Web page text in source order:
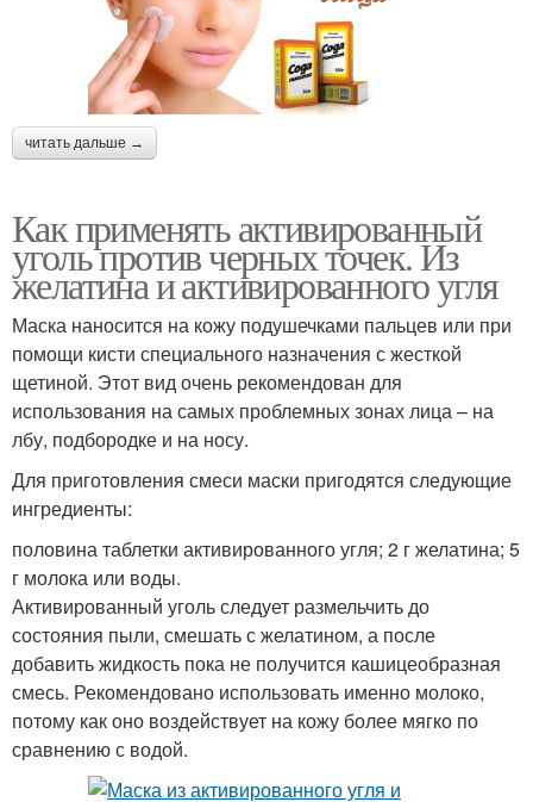
читать дальше →
Как применять активированный
уголь против черных точек. Из
желатина и активированного угля
Маска наносится на кожу подушечками пальцев или при
помощи кисти специального назначения с жесткой
щетиной. Этот вид очень рекомендован для
использования на самых проблемных зонах лица – на
лбу, подбородке и на носу.
Для приготовления смеси маски пригодятся следующие
ингредиенты:
половина таблетки активированного угля; 2 г желатина; 5
г молока или воды.
Активированный уголь следует размельчить до
состояния пыли, смешать с желатином, а после
добавить жидкость пока не получится кашицеобразная
смесь. Рекомендовано использовать именно молоко,
потому как оно воздействует на кожу более мягко по
сравнению с водой.